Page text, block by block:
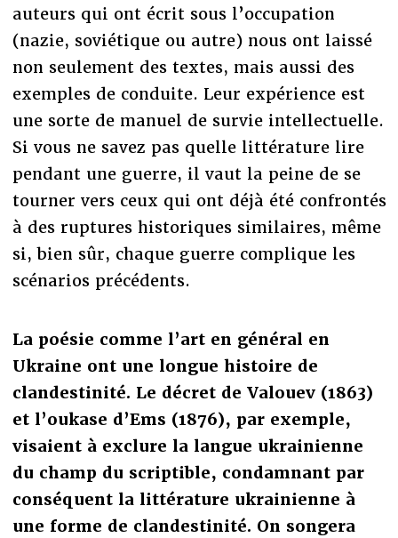
auteurs qui ont écrit sous l’occupation
(nazie, soviétique ou autre) nous ont laissé
non seulement des textes, mais aussi des
exemples de conduite. Leur expérience est
une sorte de manuel de survie intellectuelle.
Si vous ne savez pas quelle littérature lire
pendant une guerre, il vaut la peine de se
tourner vers ceux qui ont déjà été confrontés
à des ruptures historiques similaires, même
si, bien sûr, chaque guerre complique les
scénarios précédents.
La poésie comme l’art en général en
Ukraine ont une longue histoire de
clandestinité. Le décret de Valouev (1863)
et l’oukase d’Ems (1876), par exemple,
visaient à exclure la langue ukrainienne
du champ du scriptible, condamnant par
conséquent la littérature ukrainienne à
une forme de clandestinité. On songera